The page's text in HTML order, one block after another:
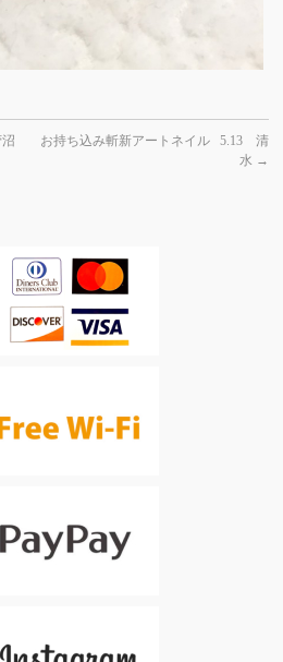
お持ち込み斬新アートネイル 5.13 清
水 →